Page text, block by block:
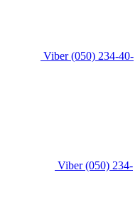
Viber(050) 234-40-
Viber(050) 234-